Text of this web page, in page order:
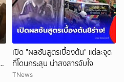
เปิด "ผลชันสูตรเบื้องต้น" แต่ละจุด
ที่โดนกระสุน น่าสงสารจับใจ
TNews